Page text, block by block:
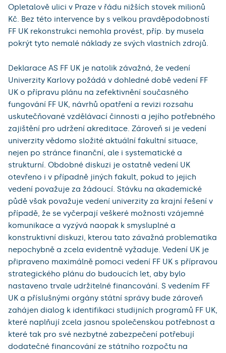
Opletalově ulici v Praze v řádu nižších stovek milionů
Kč. Bez této intervence by s velkou pravděpodobností
FF UK rekonstrukci nemohla provést, příp. by musela
pokrýt tyto nemalé náklady ze svých vlastních zdrojů.
Deklarace AS FF UK je natolik závažná, že vedení
Univerzity Karlovy požádá v dohledné době vedení FF
UK o přípravu plánu na zefektivnění současného
fungování FF UK, návrhů opatření a revizi rozsahu
uskutečňované vzdělávací činnosti a jejího potřebného
zajištění pro udržení akreditace. Zároveň si je vedení
univerzity vědomo složité aktuální fakultní situace,
nejen po stránce finanční, ale i systematické a
strukturní. Obdobné diskuzi je ostatně vedení UK
otevřeno i v případně jiných fakult, pokud to jejich
vedení považuje za žádoucí. Stávku na akademické
půdě však považuje vedení univerzity za krajní řešení v
případě, že se vyčerpají veškeré možnosti vzájemné
komunikace a vyzývá naopak k smysluplné a
konstruktivní diskuzi, kterou tato závažná problematika
nepochybně a zcela evidentně vyžaduje. Vedení UK je
připraveno maximálně pomoci vedení FF UK s přípravou
strategického plánu do budoucích let, aby bylo
nastaveno trvale udržitelné financování. S vedením FF
UK a příslušnými orgány státní správy bude zároveň
zahájen dialog k identifikaci studijních programů FF UK,
které naplňují zcela jasnou společenskou potřebnost a
které tak pro své nezbytné zabezpečení potřebují
dodatečné financování ze státního rozpočtu na